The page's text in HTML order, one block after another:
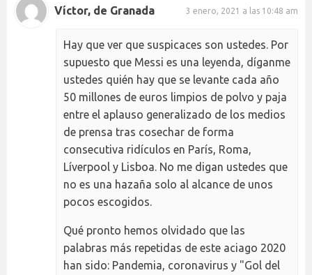
Víctor, de Granada 3 enero, 2021 a las 10:48 am
Hay que ver que suspicaces son ustedes. Por
supuesto que Messi es una leyenda, díganme
ustedes quién hay que se levante cada año
50 millones de euros limpios de polvo y paja
entre el aplauso generalizado de los medios
de prensa tras cosechar de forma
consecutiva ridículos en París, Roma,
Líverpool y Lisboa. No me digan ustedes que
no es una hazaña solo al alcance de unos
pocos escogidos.
Qué pronto hemos olvidado que las
palabras más repetidas de este aciago 2020
han sido: Pandemia, coronavirus y "Gol del